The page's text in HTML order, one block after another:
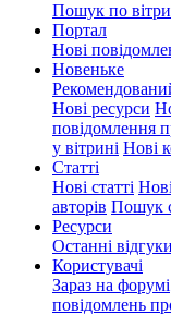
Пошук по
Портал
Нові
Новеньке
Нові ресурси
повідомлення
у вітрині Нові
Статті
Нові статті
авторів Пошук
Ресурси
Останні відгуки
Користувачі
Зараз на форумі
повідомлень